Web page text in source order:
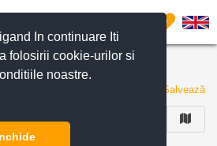
In continuare Iti
folosirii cookie-urilor si
noastre.
0
zona Magurele
Salvează